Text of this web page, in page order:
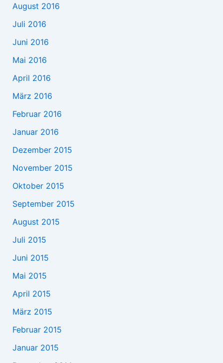
August 2016
Juli 2016
Juni 2016
Mai 2016
April 2016
März 2016
Februar 2016
Januar 2016
Dezember 2015
November 2015
Oktober 2015
September 2015
August 2015
Juli 2015
Juni 2015
Mai 2015
April 2015
März 2015
Februar 2015
Januar 2015